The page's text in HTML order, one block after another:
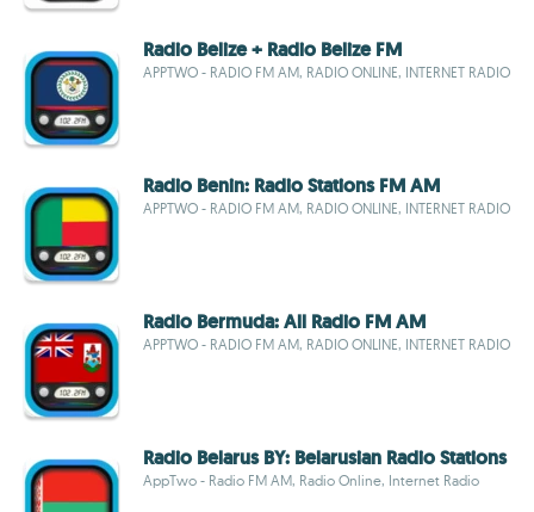
Radio Belize + Radio Belize FM
APPTWO - RADIO FM AM, RADIO ONLINE, INTERNET RADIO
Radio Benin: Radio Stations FM AM
APPTWO - RADIO FM AM, RADIO ONLINE, INTERNET RADIO
Radio Bermuda: All Radio FM AM
APPTWO - RADIO FM AM, RADIO ONLINE, INTERNET RADIO
Radio Belarus BY: Belarusian Radio Stations
AppTwo - Radio FM AM, Radio Online, Internet Radio